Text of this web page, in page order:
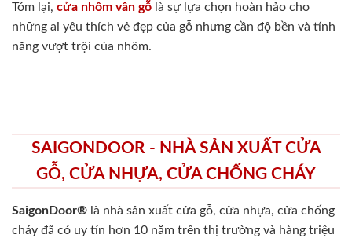
Tóm lại, cửa nhôm vân gỗ là sự lựa chọn hoàn hảo cho
những ai yêu thích vẻ đẹp của gỗ nhưng cần độ bền và tính
năng vượt trội của nhôm.
SAIGONDOOR - NHÀ SẢN XUẤT CỬA
GỖ, CỬA NHỰA, CỬA CHỐNG CHÁY
SaigonDoor® là nhà sản xuất cửa gỗ, cửa nhựa, cửa chống
cháy đã có uy tín hơn 10 năm trên thị trường và hàng triệu